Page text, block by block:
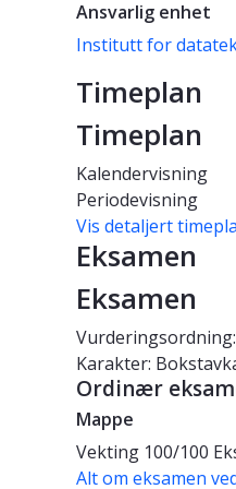
Ansvarlig enhet
Institutt for
Timeplan
Timeplan
Kalendervisning
Periodevisning
Vis detaljert
Eksamen
Eksamen
Karakter:
Ordinær
Mappe
Vekting 100/100
Alt om eksamen